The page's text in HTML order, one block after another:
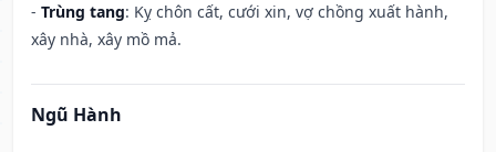
- Trùng tang: Kỵ chôn cất, cưới xin, vợ chồng xuất hành,
xây nhà, xây mồ mả.
Ngũ Hành